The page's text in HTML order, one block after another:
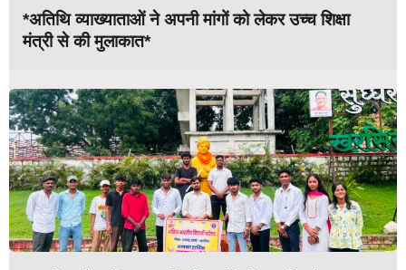
*अतिथि व्याख्याताओं ने अपनी मांगों को लेकर उच्च शिक्षा
मंत्री से की मुलाकात*